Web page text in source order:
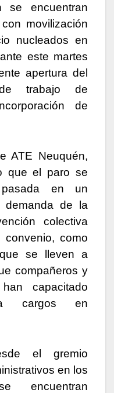
se encuentran
movilización
nucleados en
este martes
apertura del
trabajo de
de
ATE Neuquén,
que el paro se
en un
demanda de la
colectiva
convenio, como
se lleven a
compañeros y
capacitado
cargos en
el gremio
en los
encuentran